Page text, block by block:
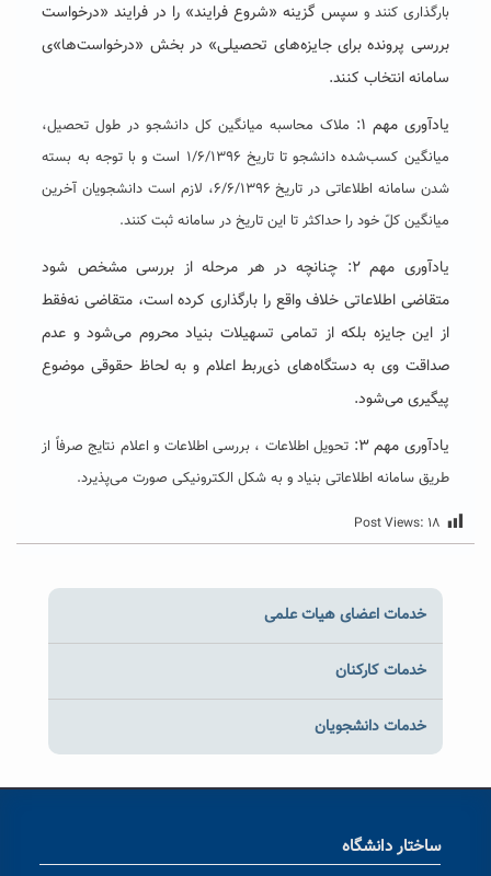
بارگذاری کنند و سپس گزینه «شروع فرایند» را در فرایند «درخواست
بررسی پرونده برای جایزه‌های تحصیلی» در بخش «درخواست‌ها»ی
سامانه انتخاب کنند.
یادآوری مهم ۱:
ملاک محاسبه میانگین کل دانشجو در طول تحصیل،
میانگین کسب‌شده دانشجو تا تاریخ ۱/۶/۱۳۹۶ است و با توجه به بسته
شدن سامانه اطلاعاتی در تاریخ ۶/۶/۱۳۹۶، لازم است دانشجویان آخرین
میانگین کلّ خود را حداکثر تا این تاریخ در سامانه ثبت کنند.
یادآوری مهم ۲: چنانچه در هر مرحله از بررسی مشخص شود
متقاضی اطلاعاتی خلاف واقع را بارگذاری کرده است، متقاضی نه‌فقط
از این جایزه بلکه از تمامی تسهیلات بنیاد محروم می‌شود و عدم
صداقت وی به دستگاه‌های ذی‌ربط اعلام و به لحاظ حقوقی موضوع
پیگیری می‌شود.
یادآوری مهم ۳:
تحویل اطلاعات ،‌ بررسی اطلاعات و اعلام نتایج صرفاً از
طریق سامانه اطلاعاتی بنیاد و به شکل الکترونیکی صورت می‌پذیرد.
Post Views: ۱۸
خدمات اعضای هیات علمی
خدمات کارکنان
خدمات دانشجویان
ساختار دانشگاه